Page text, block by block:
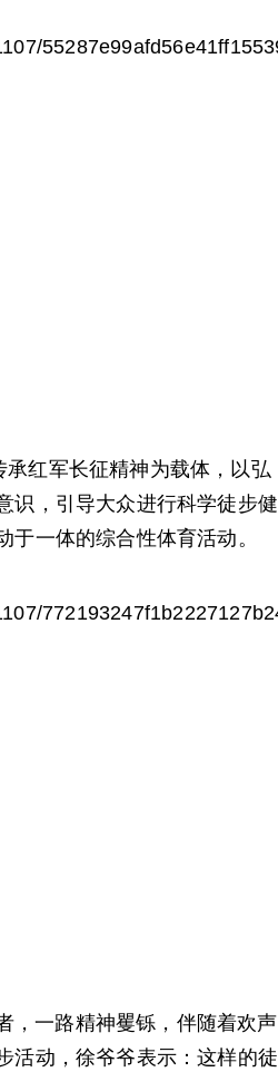
红军长征精神为载体，以弘
识，引导大众进行科学徒步健
一体的综合性体育活动。
一路精神矍铄，伴随着欢声
活动，徐爷爷表示：这样的徒